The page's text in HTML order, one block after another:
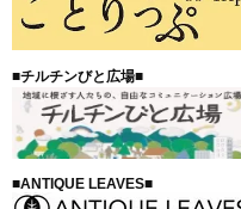
■チルチンびと広場■
■ANTIQUE LEAVES■